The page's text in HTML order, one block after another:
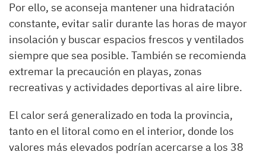
Por ello, se aconseja mantener una hidratación
constante, evitar salir durante las horas de mayor
insolación y buscar espacios frescos y ventilados
siempre que sea posible. También se recomienda
extremar la precaución en playas, zonas
recreativas y actividades deportivas al aire libre.
El calor será generalizado en toda la provincia,
tanto en el litoral como en el interior, donde los
valores más elevados podrían acercarse a los 38